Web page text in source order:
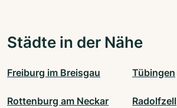
Städte in der Nähe
Freiburg im Breisgau Tübingen
Rottenburg am Neckar Radolfzell